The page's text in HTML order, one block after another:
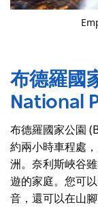
布德羅國
National
布德羅國家公園
約兩小時車程處
洲。奈利斯峽谷
遊的家庭。您可
音，還可以在山